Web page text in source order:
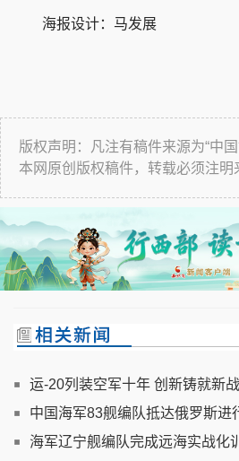
海报设计：马发展
版权声明：凡注有稿件来源为“中
本网原创版权稿件，转载必须注明
运-20列装空军十年 创新铸就新
中国海军83舰编队抵达俄罗斯进
海军辽宁舰编队完成远海实战化